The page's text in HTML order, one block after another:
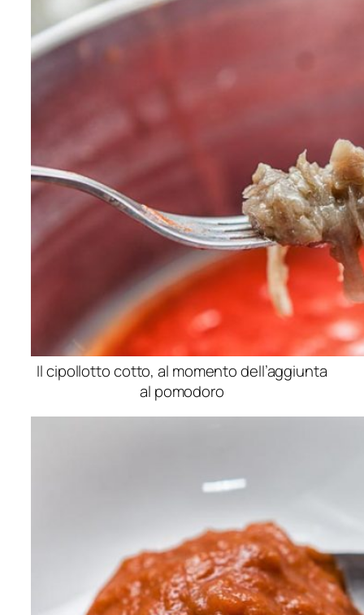
Il cipollotto cotto, al momento dell’aggiunta
al pomodoro